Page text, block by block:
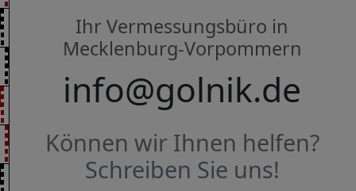
Ihr Vermessungsbüro in
Mecklenburg-Vorpommern
info@golnik.de
Können wir Ihnen helfen?
Schreiben Sie uns!